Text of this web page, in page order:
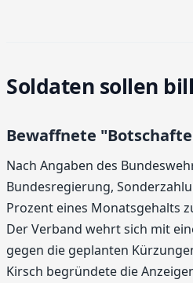
Soldaten sollen
Bewaffnete
Nach Angaben des
Bundesregierung,
Prozent eines Monatsgehalts
Der Verband wehrt sich mit
gegen die geplanten
Kirsch begründete die